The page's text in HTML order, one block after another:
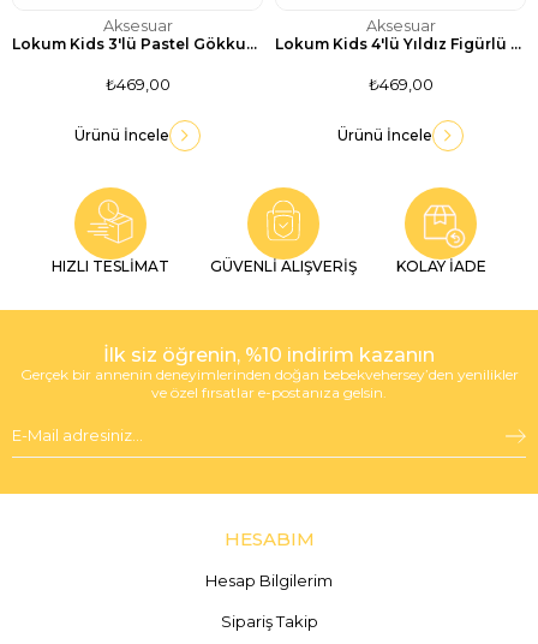
Aksesuar
Lokum Kids 3'lü Pastel Gökkuşağı Figürlü Simli Pens ve Çıtçıt Toka Seti
₺469,00
Ürünü İncele
Aksesuar
Lokum Kids 4'lü Yıldız Figürlü ve Payetli Işıltılı Toka Seti
₺469,00
Ürünü İncele
HIZLI TESLİMAT GÜVENLİ ALIŞVERİŞ KOLAY İADE
İlk siz öğrenin, %10 indirim kazanın
Gerçek bir annenin deneyimlerinden doğan bebekvehersey’den yenilikler
ve özel fırsatlar e-postanıza gelsin.
HESABIM
Hesap Bilgilerim
Sipariş Takip